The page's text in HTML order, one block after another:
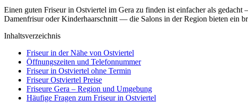
Einen guten Friseur in Ostviertel im Gera zu finden ist einfacher als
Damenfrisur oder Kinderhaarschnitt — die Salons in der Region bieten ein
Inhaltsverzeichnis
Friseur in der Nähe von Ostviertel
Öffnungszeiten und Telefonnummer
Friseur in Ostviertel ohne Termin
Friseur Ostviertel Preise
Friseure Gera – Region und Umgebung
Häufige Fragen zum Friseur in Ostviertel